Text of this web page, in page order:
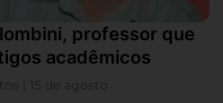
professor que
acadêmicos
| 15 de agosto